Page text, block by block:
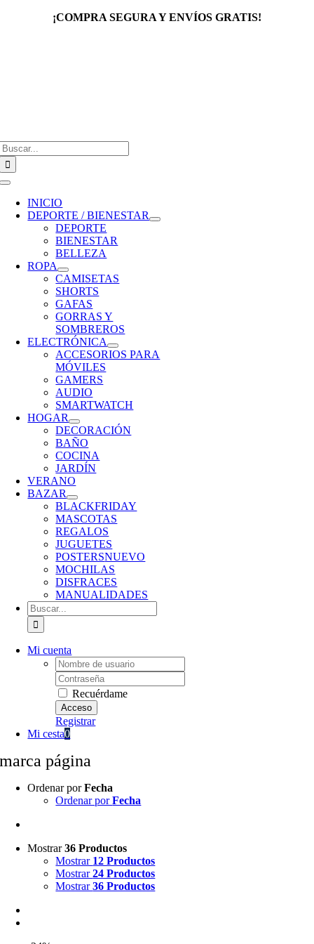
¡COMPRA SEGURA Y ENVÍOS GRATIS!
Toggle
Navigation
INICIO
DEPORTE / BIENESTAR
DEPORTE
BIENESTAR
BELLEZA
ROPA
CAMISETAS
SHORTS
GAFAS
GORRAS Y
SOMBREROS
ELECTRÓNICA
ACCESORIOS PARA
MÓVILES
GAMERS
AUDIO
SMARTWATCH
HOGAR
DECORACIÓN
BAÑO
COCINA
JARDÍN
VERANO
BAZAR
BLACKFRIDAY
MASCOTAS
REGALOS
JUGUETES
POSTERSNUEVO
MOCHILAS
DISFRACES
MANUALIDADES
Buscar:
Mi cuenta
Username:
Password:
Recuérdame
Registrar
Mi cesta0
marca página
Ordenar porFecha
Ordenar porFecha
Mostrar36 Productos
Mostrar 12 Productos
Mostrar24 Productos
Mostrar36 Productos